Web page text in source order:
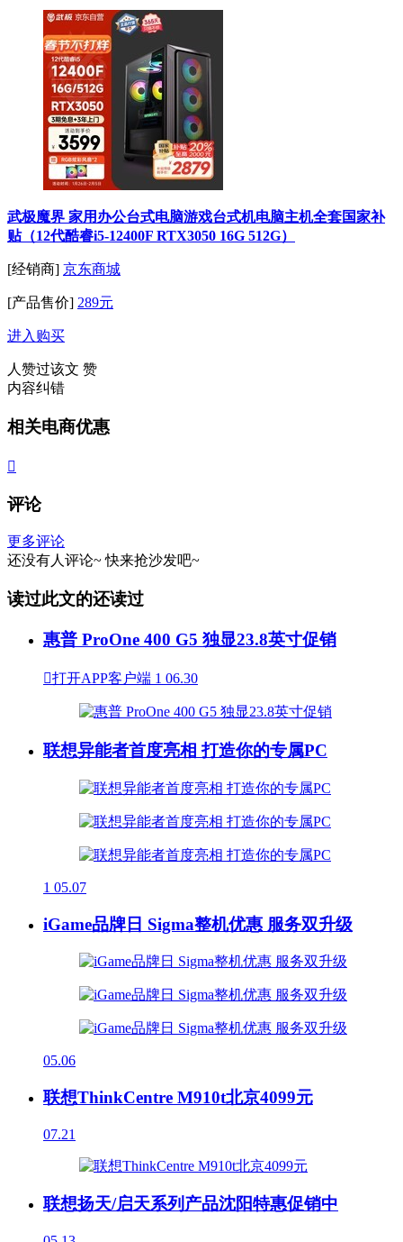
武极魔界 家用办公台式电脑游戏台式机电脑主机全套国家补
贴（12代酷睿i5-12400F RTX3050 16G 512G）
[经销商] 京东商城
[产品售价] 289元
进入购买
人赞过该文 赞
内容纠错
相关电商优惠

评论
更多评论
还没有人评论~ 快来抢沙发吧~
读过此文的还读过
惠普 ProOne 400 G5 独显23.8英寸促销
打开APP客户端 1 06.30
联想异能者首度亮相 打造你的专属PC
1 05.07
iGame品牌日 Sigma整机优惠 服务双升级
05.06
联想ThinkCentre M910t北京4099元
07.21
联想扬天/启天系列产品沈阳特惠促销中